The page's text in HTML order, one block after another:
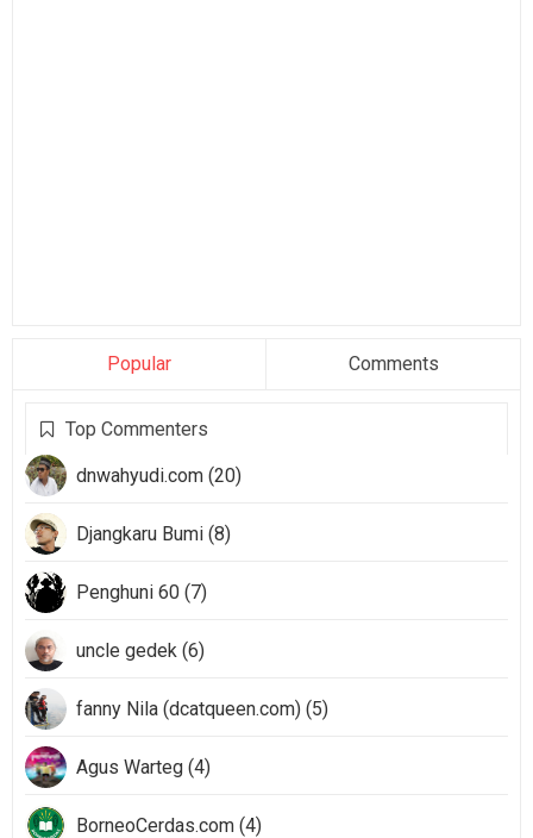
Popular Comments
Top Commenters
dnwahyudi.com (20)
Djangkaru Bumi (8)
Penghuni 60 (7)
uncle gedek (6)
fanny Nila (dcatqueen.com) (5)
Agus Warteg (4)
BorneoCerdas.com (4)